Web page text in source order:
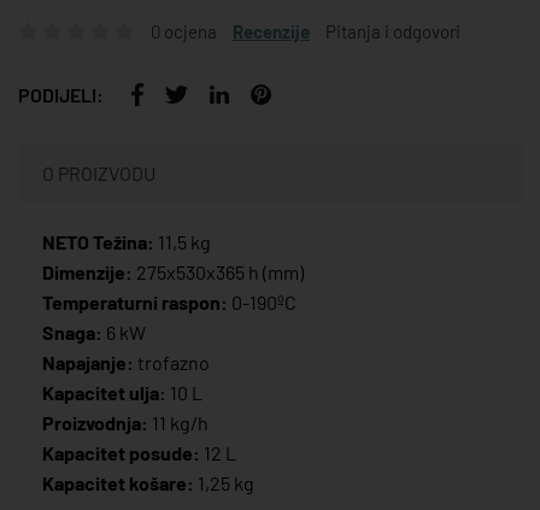
0 ocjena Recenzije Pitanja i odgovori
PODIJELI:
O PROIZVODU
NETO Težina: 11,5 kg
Dimenzije: 275x530x365 h (mm)
Temperaturni raspon: 0-190ºC
Snaga: 6 kW
Napajanje: trofazno
Kapacitet ulja: 10 L
Proizvodnja: 11 kg/h
Kapacitet posude: 12 L
Kapacitet košare: 1,25 kg